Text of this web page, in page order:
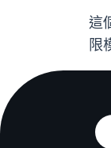
這
限